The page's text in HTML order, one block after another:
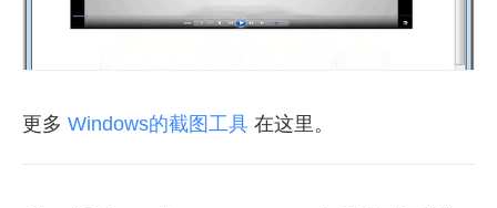
更多 Windows的截图工具 在这里。